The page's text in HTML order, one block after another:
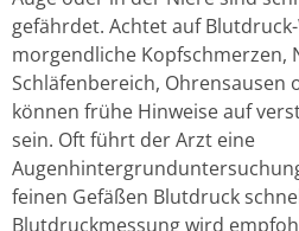
gefährdet. Achtet auf
morgendliche Kopfschmerzen,
Schläfenbereich, Ohrensausen
können frühe Hinweise auf
sein. Oft führt der Arzt eine
feinen Gefäßen Blutdruck
Blutdruckmessung wird